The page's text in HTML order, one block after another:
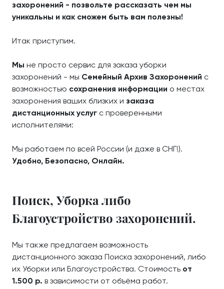
захоронений - позвольте рассказать чем мы
уникальны и как сможем быть вам полезны!
Итак приступим.
Мы не просто сервис для заказа уборки
захоронений - мы Семейный Архив Захоронений с
возможностью сохранения информации о местах
захоронения ваших близких и заказа
дистанционных услуг с проверенными
исполнителями:
Мы работаем по всей России (и даже в СНГ!).
Удобно, Безопасно, Онлайн.
Поиск, Уборка либо
Благоустройство захоронений.
Мы также предлагаем возможность
дистанционного заказа Поиска захоронений, либо
их Уборки или Благоустройства. Стоимость от
1.500 р. в зависимости от объёма работ.